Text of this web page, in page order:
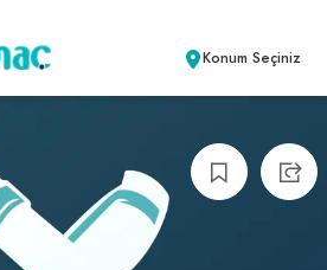
Konum Seçiniz